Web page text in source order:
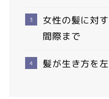
女性の髪に対
間際まで
髪が生き方を